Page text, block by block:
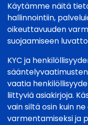
Käytämme näitä
hallinnointiin,
oikeuttavuuden
suojaamiseen
KYC ja
vaatia
liittyviä asiakirjoja.
vain siltä osin kuin
varmentamiseksi ja